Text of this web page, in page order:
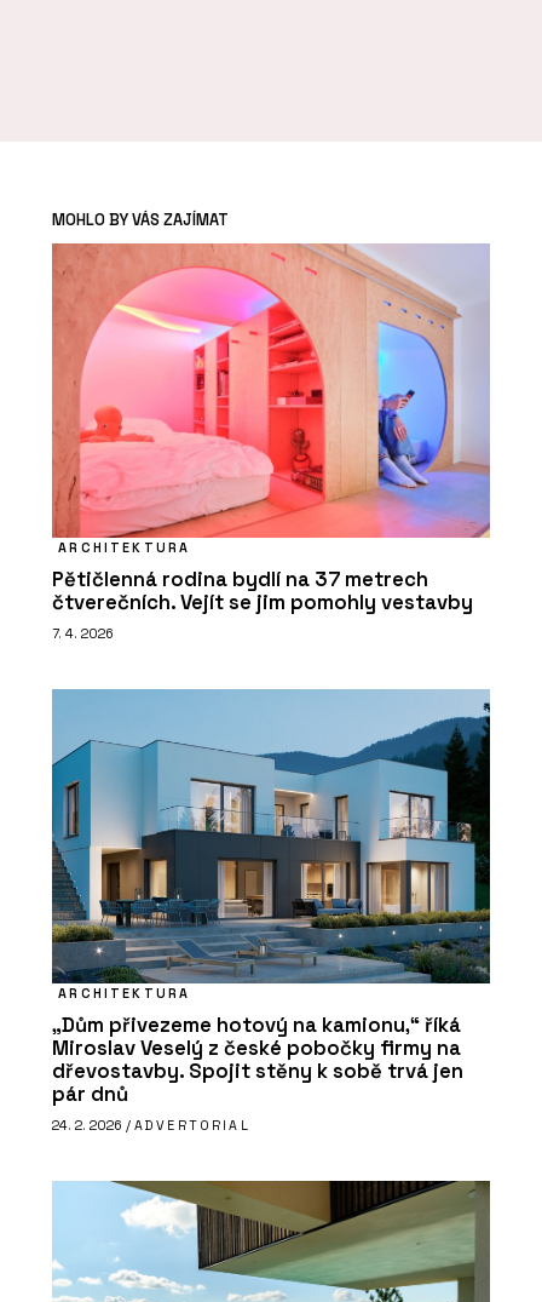
MOHLO BY VÁS ZAJÍMAT
ARCHITEKTURA
Pětičlenná rodina bydlí na 37 metrech
čtverečních. Vejít se jim pomohly vestavby
7. 4. 2026
ARCHITEKTURA
„Dům přivezeme hotový na kamionu,“ říká
Miroslav Veselý z české pobočky firmy na
dřevostavby. Spojit stěny k sobě trvá jen
pár dnů
24. 2. 2026 / ADVERTORIAL